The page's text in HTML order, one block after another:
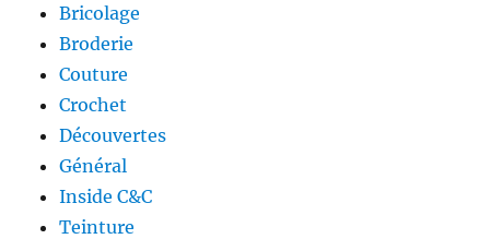
Bricolage
Broderie
Couture
Crochet
Découvertes
Général
Inside C&C
Teinture